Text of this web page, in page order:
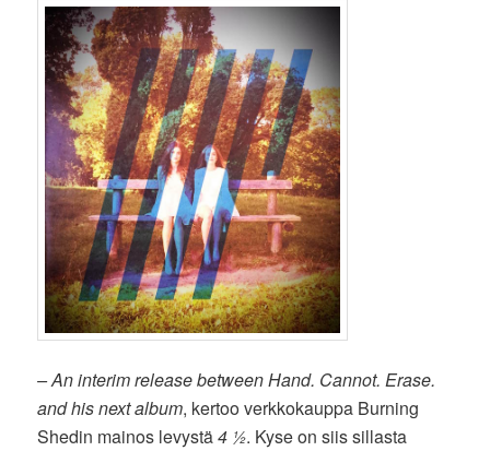
– An interim release between Hand. Cannot. Erase.
and his next album, kertoo verkkokauppa Burning
Shedin mainos levystä4 ½. Kyse on siis sillasta